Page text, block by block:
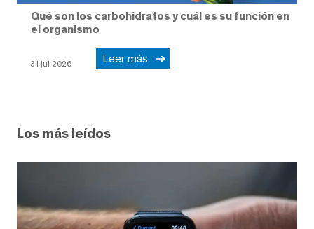
Qué son los carbohidratos y cuál es su función en
el organismo
31 jul 2026 Leer más
Los más leídos